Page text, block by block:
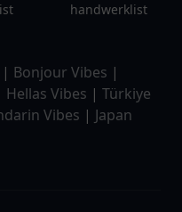
handwerklist
| Bonjour Vibes |
Hellas Vibes | Türkiye
Vibes | Japan